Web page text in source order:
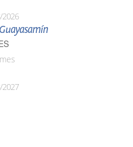
2026
2027